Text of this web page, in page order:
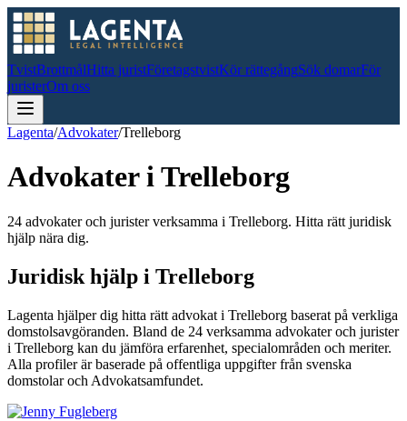
TvistBrottmålHitta juristFöretagstvistKör rättegångSök domarFör
juristerOm oss
Lagenta/Advokater/Trelleborg
Advokater iTrelleborg
24 advokater och jurister verksamma i Trelleborg. Hitta rätt juridisk
hjälp nära dig.
Juridisk hjälp i Trelleborg
Lagenta hjälper dig hitta rätt advokat i Trelleborg baserat på verkliga
domstolsavgöranden. Bland de 24 verksamma advokater och jurister
i Trelleborg kan du jämföra erfarenhet, specialområden och meriter.
Alla profiler är baserade på offentliga uppgifter från svenska
domstolar och Advokatsamfundet.